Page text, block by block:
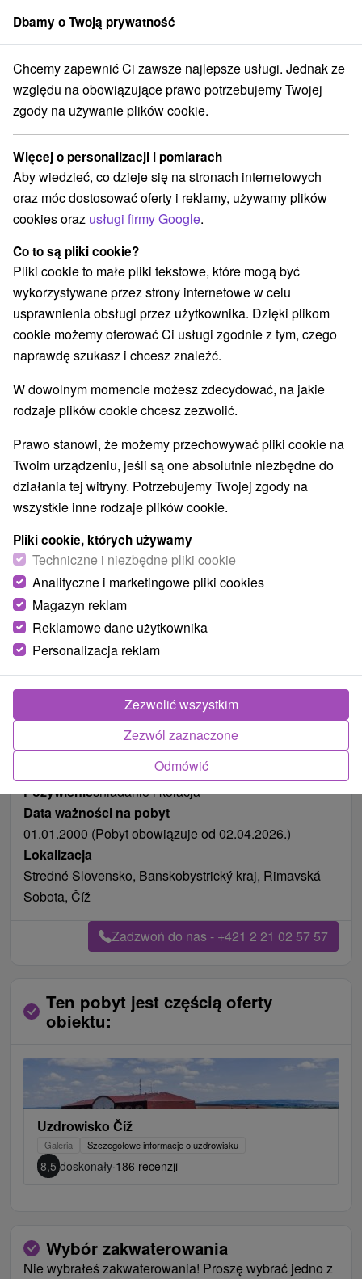
członek grupySorger
Najpiękniejsze święta wiosenne i pobyt wielkanocny w uzdrowisku
Najpiękniejsze święta wiosenne i
pobyt wielkanocny w uzdrowisku
Oferta wygasła! Wybierz poniżej z aktualnych ofert.
Spa Rimava hotel★★★
Uzdrowisko Číž
Przejdź do lokalizacji
8,5 doskonały·186 recenzji
Zdjęcia od klientów+3
Pożywienieśniadanie i kolacja
Data ważności na pobyt
01.01.2000 (Pobyt obowiązuje od 02.04.2026.)
Lokalizacja
Stredné Slovensko, Banskobystrický kraj, Rimavská
Sobota, Číž
Zadzwoń do nas - +421 2 21 02 57 57
Ten pobyt jest częścią oferty
obiektu:
Uzdrowisko Číž
Galeria Szczegółowe informacje o uzdrowisku
8,5 doskonały·186 recenzji
Wybór zakwaterowania
Nie wybrałeś zakwaterowania! Proszę wybrać jedno z
Dbamy o Twoją prywatność
Chcemy zapewnić Ci zawsze najlepsze usługi. Jednak ze
względu na obowiązujące prawo potrzebujemy Twojej
zgody na używanie plików cookie.
Więcej o personalizacji i pomiarach
Aby wiedzieć, co dzieje się na stronach internetowych
oraz móc dostosować oferty i reklamy, używamy plików
cookies oraz usługi firmy Google.
Co to są pliki cookie?
Pliki cookie to małe pliki tekstowe, które mogą być
wykorzystywane przez strony internetowe w celu
usprawnienia obsługi przez użytkownika. Dzięki plikom
cookie możemy oferować Ci usługi zgodnie z tym, czego
naprawdę szukasz i chcesz znaleźć.
W dowolnym momencie możesz zdecydować, na jakie
rodzaje plików cookie chcesz zezwolić.
Prawo stanowi, że możemy przechowywać pliki cookie na
Twoim urządzeniu, jeśli są one absolutnie niezbędne do
działania tej witryny. Potrzebujemy Twojej zgody na
wszystkie inne rodzaje plików cookie.
Pliki cookie, których używamy
Techniczne i niezbędne pliki cookie
Analityczne i marketingowe pliki cookies
Magazyn reklam
Reklamowe dane użytkownika
Personalizacja reklam
Odmówić
Zezwól zaznaczone
Zezwolić wszystkim